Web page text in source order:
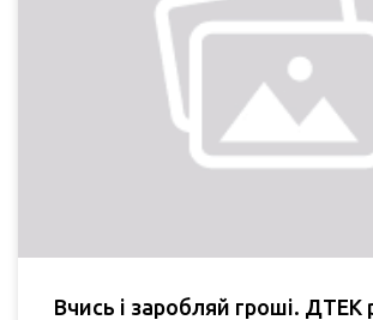
Вчись і заробляй гроші. ДТЕК